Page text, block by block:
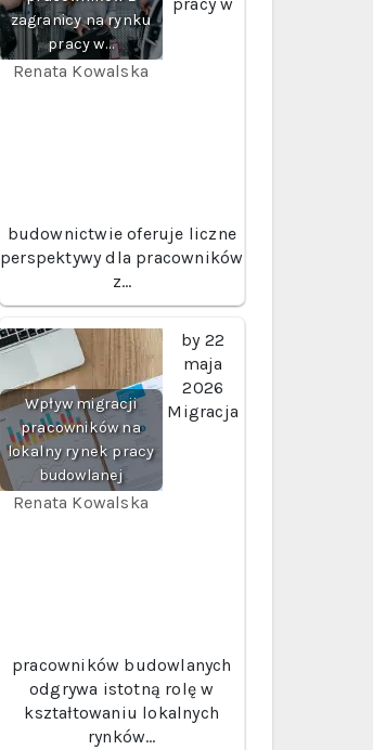
zagranicy na rynku
pracy w…
Renata Kowalska
budownictwie oferuje liczne
perspektywy dla pracowników
z…
Wpływ migracji
pracowników na
lokalny rynek pracy
budowlanej
by
Renata Kowalska
22
maja
2026
Migracja
pracowników budowlanych
odgrywa istotną rolę w
kształtowaniu lokalnych
rynków…